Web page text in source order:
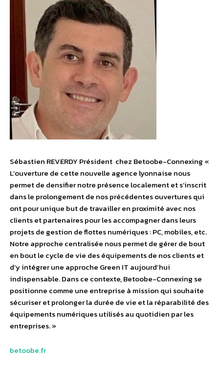
Sébastien REVERDY Président chez Betoobe-Connexing «
L’ouverture de cette nouvelle agence lyonnaise nous
permet de densifier notre présence localement et s’inscrit
dans le prolongement de nos précédentes ouvertures qui
ont pour unique but de travailler en proximité avec nos
clients et partenaires pour les accompagner dans leurs
projets de gestion de flottes numériques : PC, mobiles, etc.
Notre approche centralisée nous permet de gérer de bout
en bout le cycle de vie des équipements de nos clients et
d’y intégrer une approche Green IT aujourd’hui
indispensable. Dans ce contexte, Betoobe-Connexing se
positionne comme une entreprise à mission qui souhaite
sécuriser et prolonger la durée de vie et la réparabilité des
équipements numériques utilisés au quotidien par les
entreprises. »
betoobe.fr